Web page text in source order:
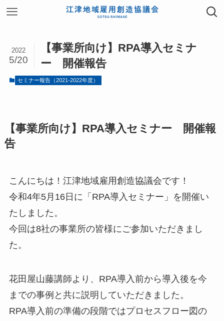
【事業所向け】RPA導入セミナ
ー 開催報告
2022
5/20
セミナー報告（2021-2022年度）
【事業所向け】RPA導入セミナー 開催報
告
こんにちは！江津地域雇用創造協議会です！
令和4年5月16日に「RPA導入セミナー」を開催い
たしました。
今回は8社の事業所の皆様にご参加いただきまし
た。
花田屋山藤講師より、RPA導入前から導入後を今
までの事例と共に説明していただきました。
RPA導入前の準備の段階ではプロセスフロー図の